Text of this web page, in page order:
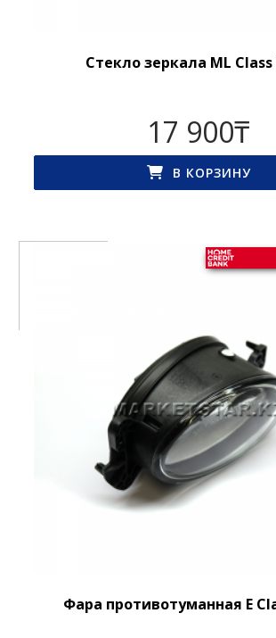
Стекло зеркала ML Class
17 900₸
В КОРЗИНУ
Фара противотуманная E